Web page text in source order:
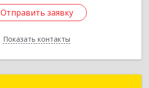
Отправить заявку
Показать контакты
Отправить заявку
Назад